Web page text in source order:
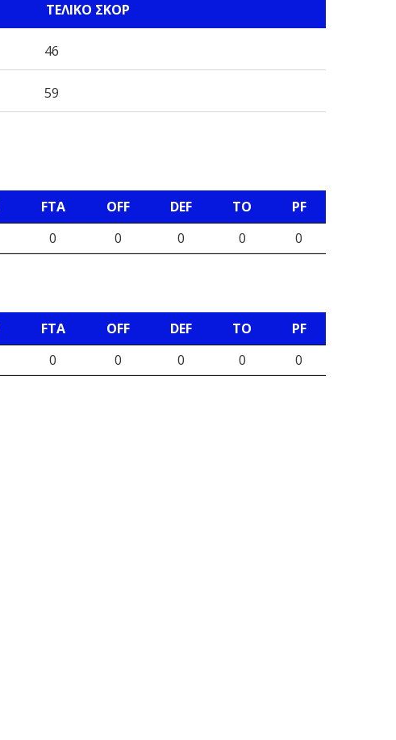
ΤΕΛΙΚΌ ΣΚΟΡ
46
59
FTA OFF DEF TO
PF
0 0 0 0 0
FTA OFF DEF TO
PF
0 0 0 0 0